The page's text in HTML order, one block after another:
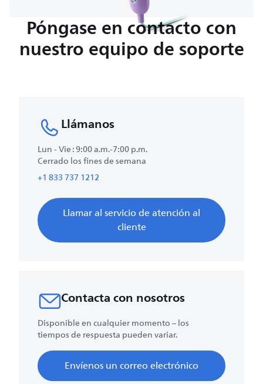
Póngase en contacto con
nuestro equipo de soporte
Llámanos
Lun - Vie : 9:00 a.m.-7:00 p.m.
Cerrado los fines de semana
+1 833 737 1212
Llamar al servicio de atención al
cliente
Contacta con nosotros
Disponible en cualquier momento – los
tiempos de respuesta pueden variar.
Envíenos un correo electrónico